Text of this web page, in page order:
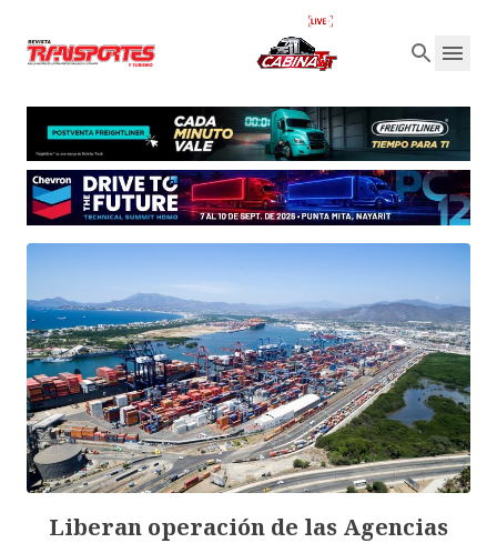
Liberan operación de las Agencias